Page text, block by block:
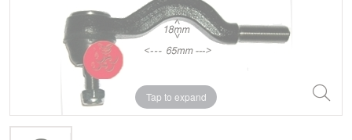
Tap to expand